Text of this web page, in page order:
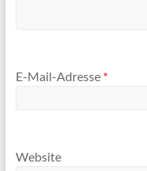
E-Mail-Adresse *
Website